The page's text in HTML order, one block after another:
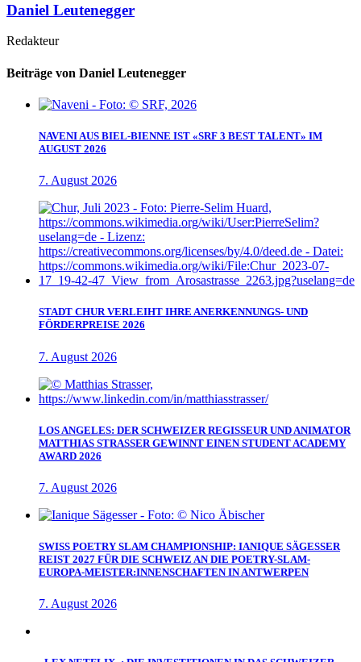
Daniel Leutenegger
Redakteur
Beiträge von Daniel Leutenegger
NAVENI AUS BIEL-BIENNE IST «SRF 3 BEST TALENT» IM
AUGUST 2026
7. August 2026
STADT CHUR VERLEIHT IHRE ANERKENNUNGS- UND
FÖRDERPREISE 2026
7. August 2026
LOS ANGELES: DER SCHWEIZER REGISSEUR UND ANIMATOR
MATTHIAS STRASSER GEWINNT EINEN STUDENT ACADEMY
AWARD 2026
7. August 2026
SWISS POETRY SLAM CHAMPIONSHIP: IANIQUE SÄGESSER
REIST 2027 FÜR DIE SCHWEIZ AN DIE POETRY-SLAM-
EUROPA-MEISTER:INNENSCHAFTEN IN ANTWERPEN
7. August 2026